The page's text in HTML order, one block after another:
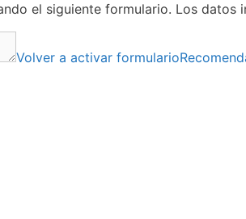
el siguiente formulario. Los datos
Volver a activar formulario